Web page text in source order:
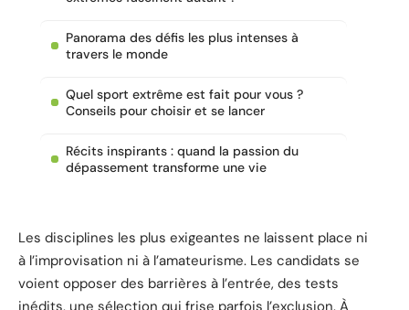
Panorama des défis les plus intenses à
travers le monde
Quel sport extrême est fait pour vous ?
Conseils pour choisir et se lancer
Récits inspirants : quand la passion du
dépassement transforme une vie
Les disciplines les plus exigeantes ne laissent place ni
à l’improvisation ni à l’amateurisme. Les candidats se
voient opposer des barrières à l’entrée, des tests
inédits, une sélection qui frise parfois l’exclusion. À